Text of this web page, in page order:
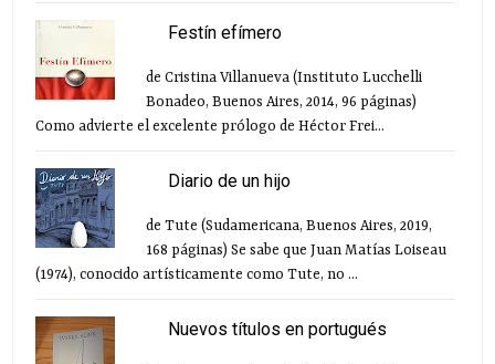
Festín efímero
de Cristina Villanueva (Instituto Lucchelli
Bonadeo, Buenos Aires, 2014, 96 páginas)
Como advierte el excelente prólogo de Héctor Frei...
Diario de un hijo
de Tute (Sudamericana, Buenos Aires, 2019,
168 páginas) Se sabe que Juan Matías Loiseau
(1974), conocido artísticamente como Tute, no ...
Nuevos títulos en portugués